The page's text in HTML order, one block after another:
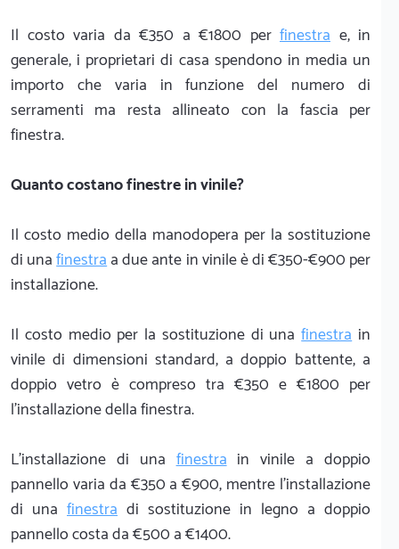
Il costo varia da €350 a €1800 per finestra e, in
generale, i proprietari di casa spendono in media un
importo che varia in funzione del numero di
serramenti ma resta allineato con la fascia per
finestra.
Quanto costano finestre in vinile?
Il costo medio della manodopera per la sostituzione
di unafinestraa due ante in vinile è di €350-€900 per
installazione.
Il costo medio per la sostituzione di unafinestrain
vinile di dimensioni standard, a doppio battente, a
doppio vetro è compreso tra €350 e €1800 per
l'installazione della finestra.
L'installazione di unafinestrain vinile a doppio
pannello varia da €350 a €900, mentre l'installazione
di una finestra di sostituzione in legno a doppio
pannello costa da €500 a €1400.